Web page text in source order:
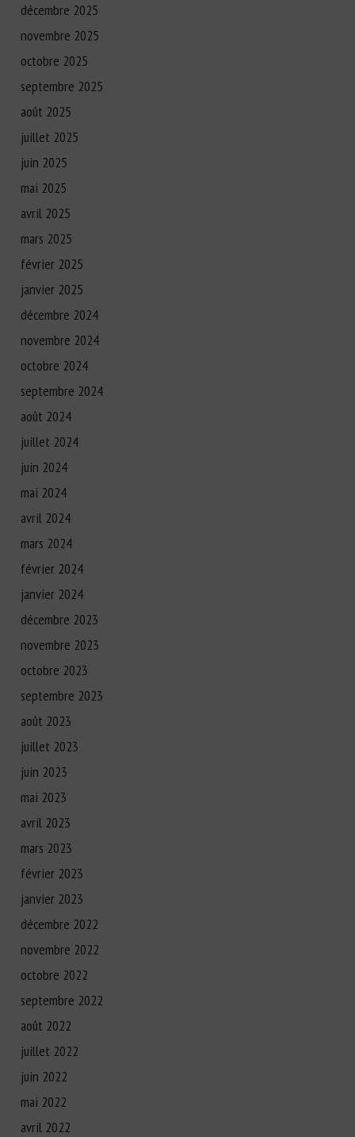
décembre 2025
novembre 2025
octobre 2025
septembre 2025
août 2025
juillet 2025
juin 2025
mai 2025
avril 2025
mars 2025
février 2025
janvier 2025
décembre 2024
novembre 2024
octobre 2024
septembre 2024
août 2024
juillet 2024
juin 2024
mai 2024
avril 2024
mars 2024
février 2024
janvier 2024
décembre 2023
novembre 2023
octobre 2023
septembre 2023
août 2023
juillet 2023
juin 2023
mai 2023
avril 2023
mars 2023
février 2023
janvier 2023
décembre 2022
novembre 2022
octobre 2022
septembre 2022
août 2022
juillet 2022
juin 2022
mai 2022
avril 2022